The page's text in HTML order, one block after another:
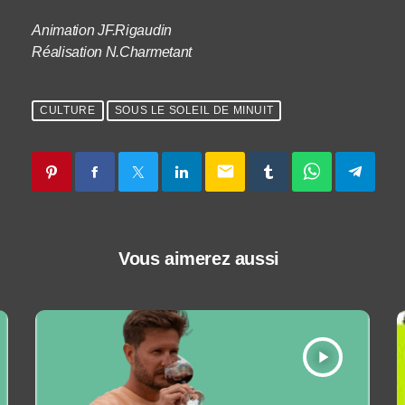
Animation JF.Rigaudin
Réalisation N.Charmetant
CULTURE SOUS LE SOLEIL DE MINUIT
email
Vous aimerez aussi
play_arrow